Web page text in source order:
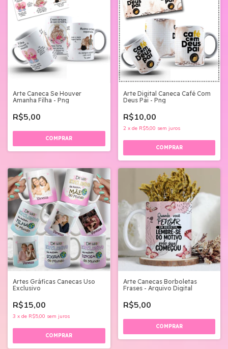
Arte Caneca Se Houver
Amanha Filha - Png
R$5,00
Arte Digital Caneca Café Com
Deus Pai - Png
R$10,00
2 x de R$5,00 sem juros
Artes Gráficas Canecas Uso
Exclusivo
R$15,00
3 x de R$5,00 sem juros
Arte Canecas Borboletas
Frases - Arquivo Digital
R$5,00